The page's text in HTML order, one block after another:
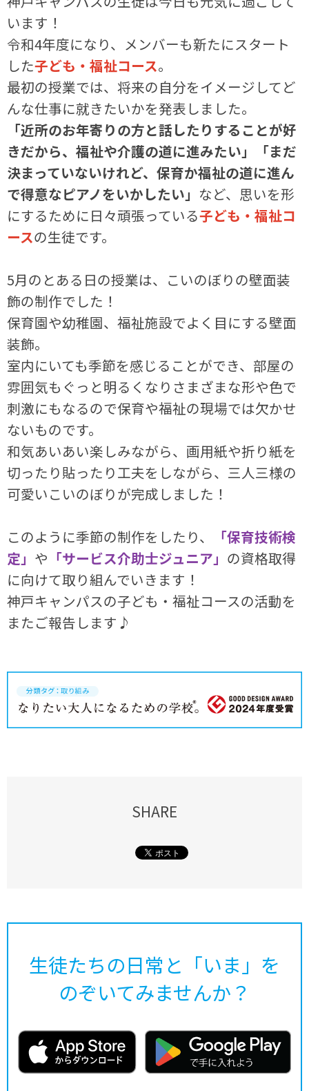
います！
令和4年度になり、メンバーも新たにスタート
した子ども・福祉コース。
最初の授業では、将来の自分をイメージしてど
んな仕事に就きたいかを発表しました。
「近所のお年寄りの方と話したりすることが好
きだから、福祉や介護の道に進みたい」「まだ
決まっていないけれど、保育か福祉の道に進ん
で得意なピアノをいかしたい」 など、思いを形
にするために日々頑張っている子ども・福祉コ
ースの生徒です。
5月のとある日の授業は、こいのぼりの壁面装
飾の制作でした！
保育園や幼稚園、福祉施設でよく目にする壁面
装飾。
室内にいても季節を感じることができ、部屋の
雰囲気もぐっと明るくなりさまざまな形や色で
刺激にもなるので保育や福祉の現場では欠かせ
ないものです。
和気あいあい楽しみながら、画用紙や折り紙を
切ったり貼ったり工夫をしながら、三人三様の
可愛いこいのぼりが完成しました！
このように季節の制作をしたり、
「保育技術検
定」 や 「サービス介助士ジュニア」 の資格取得
に向けて取り組んでいきます！
神戸キャンパスの子ども・福祉コースの活動を
またご報告します♪
SHARE
生徒たちの日常と「いま」を
のぞいてみませんか？